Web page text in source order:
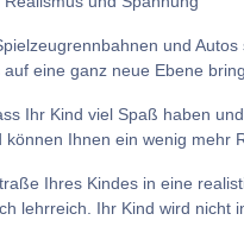
und
eine ganz neue Ebene
Ihr Kind viel Spaß haben
Ihnen ein wenig mehr
Ihres Kindes in eine
lehrreich. Ihr Kind wird nicht